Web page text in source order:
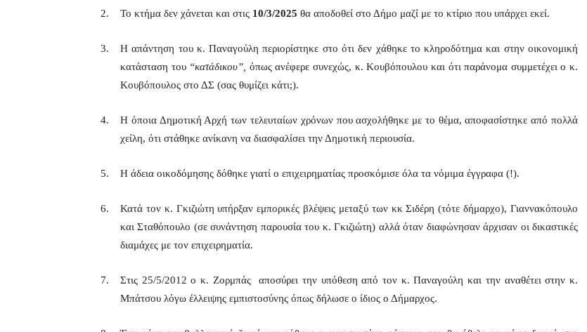
Το κτήμα δεν χάνεται και στις 10/3/2025 θα αποδοθεί στο Δήμο μαζί με το κτίριο που υπάρχει εκεί.
Η απάντηση του κ. Παναγούλη περιορίστηκε στο ότι δεν χάθηκε το κληροδότημα και στην οικονομική
κατάσταση του “κατάδικου”, όπως ανέφερε συνεχώς, κ. Κουβόπουλου και ότι παράνομα συμμετέχει ο κ.
Κουβόπουλος στο ΔΣ (σας θυμίζει κάτι;).
Η όποια Δημοτική Αρχή των τελευταίων χρόνων που ασχολήθηκε με το θέμα, αποφασίστηκε από πολλά
χείλη, ότι στάθηκε ανίκανη να διασφαλίσει την Δημοτική περιουσία.
Η άδεια οικοδόμησης δόθηκε γιατί ο επιχειρηματίας προσκόμισε όλα τα νόμιμα έγγραφα (!).
Κατά τον κ. Γκιζιώτη υπήρξαν εμπορικές βλέψεις μεταξύ των κκ Σιδέρη (τότε δήμαρχο), Γιαννακόπουλο
και Σταθόπουλο (σε συνάντηση παρουσία του κ. Γκιζιώτη) αλλά όταν διαφώνησαν άρχισαν οι δικαστικές
διαμάχες με τον επιχειρηματία.
Στις 25/5/2012 ο κ. Ζορμπάς αποσύρει την υπόθεση από τον κ. Παναγούλη και την αναθέτει στην κ.
Μπάτσου λόγω έλλειψης εμπιστοσύνης όπως δήλωσε ο ίδιος ο Δήμαρχος.